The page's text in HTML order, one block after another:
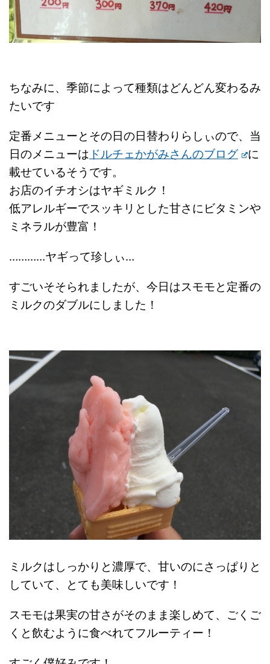
ちなみに、季節によって種類はどんどん変わるみ
たいです
定番メニューとその日の日替わりらしぃので、当
日のメニューは ドルチェかがみさんのブログ
に
載せているそうです。
お店のイチオシはヤギミルク！
低アレルギーでスッキリとした甘さにビタミンや
ミネラルが豊富！
…………ヤギって珍しぃ…
すごいそそられましたが、今日はスモモと定番の
ミルクのダブルにしました！
ミルクはしっかりと濃厚で、甘いのにさっぱりと
していて、とても美味しいです！
スモモは果実の甘さがそのまま楽しめて、ごくご
くと飲むように食べれてフルーティー！